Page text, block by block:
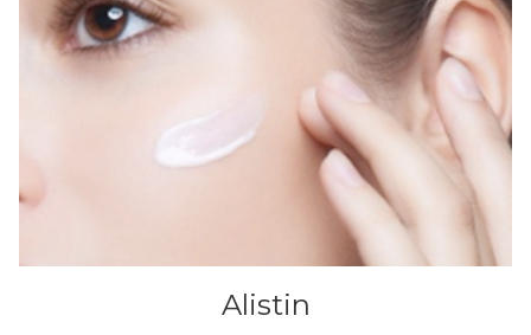
Alistin